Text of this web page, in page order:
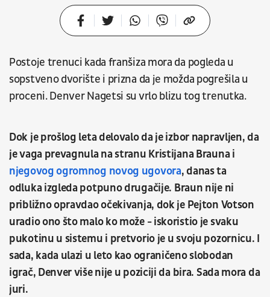
Postoje trenuci kada franšiza mora da pogleda u
sopstveno dvorište i prizna da je možda pogrešila u
proceni. Denver Nagetsi su vrlo blizu tog trenutka.
Dok je prošlog leta delovalo da je izbor napravljen, da
je vaga prevagnula na stranu Kristijana Brauna i
njegovog ogromnog novog ugovora, danas ta
odluka izgleda potpuno drugačije. Braun nije ni
približno opravdao očekivanja, dok je Pejton Votson
uradio ono što malo ko može - iskoristio je svaku
pukotinu u sistemu i pretvorio je u svoju pozornicu. I
sada, kada ulazi u leto kao ograničeno slobodan
igrač, Denver više nije u poziciji da bira. Sada mora da
juri.